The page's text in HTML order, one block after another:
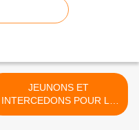
JEUNONS ET
INTERCEDONS POUR LE
PAYS >